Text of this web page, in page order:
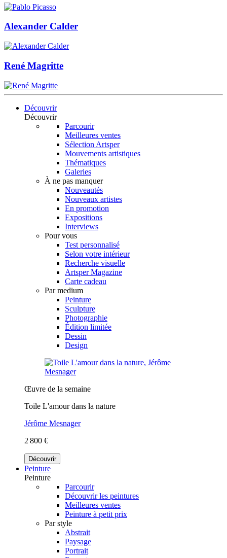
Alexander Calder
René Magritte
Découvrir
Découvrir
Parcourir
Meilleures ventes
Sélection Artsper
Mouvements artistiques
Thématiques
Galeries
À ne pas manquer
Nouveautés
Nouveaux artistes
En promotion
Expositions
Interviews
Pour vous
Test personnalisé
Selon votre intérieur
Recherche visuelle
Artsper Magazine
Carte cadeau
Par medium
Peinture
Sculpture
Photographie
Édition limitée
Dessin
Design
Œuvre de la semaine
Toile L'amour dans la nature
Jérôme Mesnager
2 800 €
Découvrir
Peinture
Peinture
Parcourir
Découvrir les peintures
Meilleures ventes
Peinture à petit prix
Par style
Abstrait
Paysage
Portrait